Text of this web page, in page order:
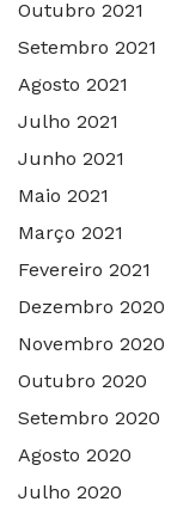
Outubro 2021
Setembro 2021
Agosto 2021
Julho 2021
Junho 2021
Maio 2021
Março 2021
Fevereiro 2021
Dezembro 2020
Novembro 2020
Outubro 2020
Setembro 2020
Agosto 2020
Julho 2020